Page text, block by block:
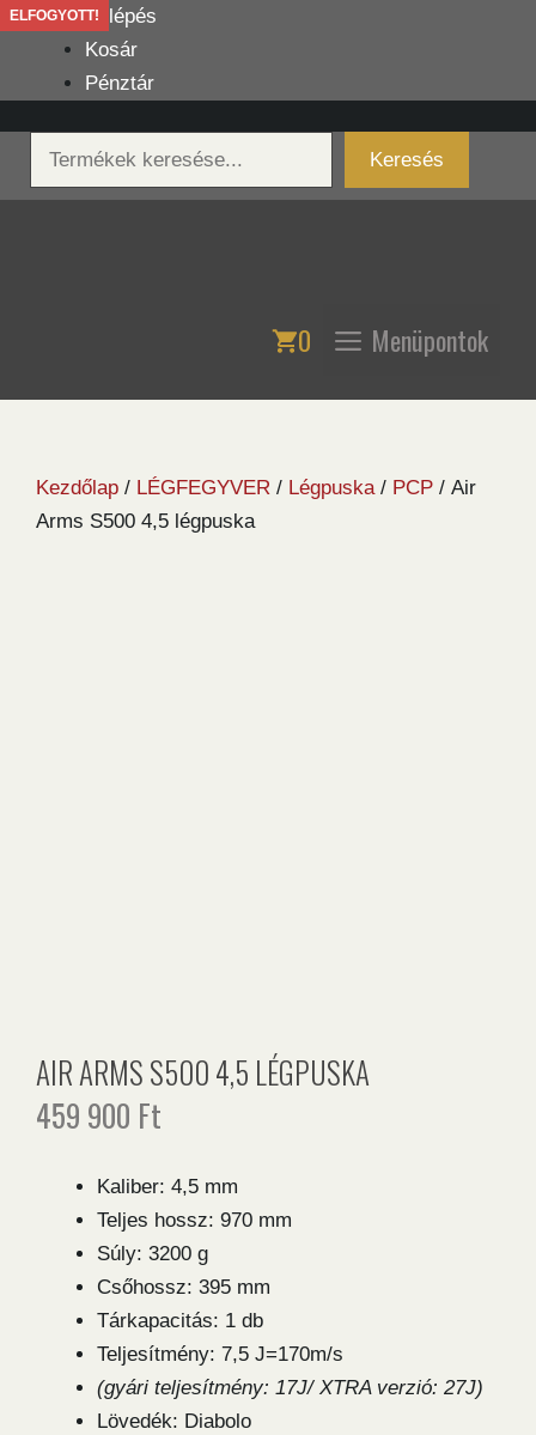
Kilépés
tartalomba
Belépés
Kosár
Pénztár
Keresés
Keresés
0 Menüpontok
Kezdőlap / LÉGFEGYVER / Légpuska / PCP / Air
Arms S500 4,5 légpuska
ELFOGYOTT!
AIR ARMS S500 4,5 LÉGPUSKA
459 900 Ft
Kaliber: 4,5 mm
Teljes hossz: 970 mm
Súly: 3200 g
Csőhossz: 395 mm
Tárkapacitás: 1 db
Teljesítmény: 7,5 J=170m/s
(gyári teljesítmény: 17J/ XTRA verzió: 27J)
Lövedék: Diabolo